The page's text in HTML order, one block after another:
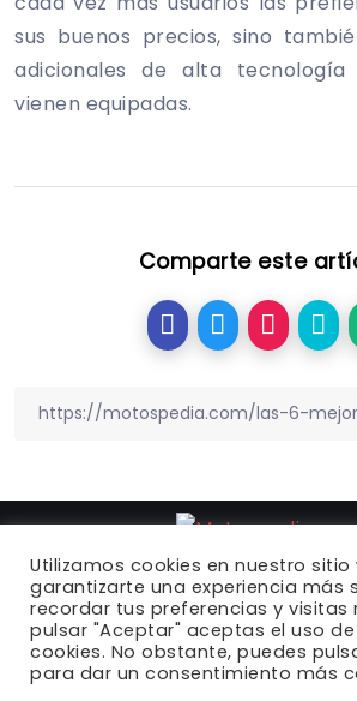
sus buenos precios, sino
adicionales de alta
vienen equipadas.
Comparte este
Motospedia.com© 2022 |
Política de cookies |
Utilizamos cookies en nuestro
garantizarte una experiencia más
recordar tus preferencias y visitas
pulsar "Aceptar" aceptas el uso
cookies. No obstante, puedes
para dar un consentimiento más